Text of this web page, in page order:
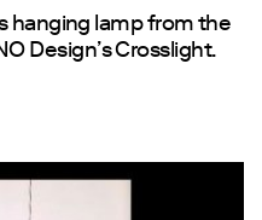
hanging lamp from the
Design’s Crosslight.